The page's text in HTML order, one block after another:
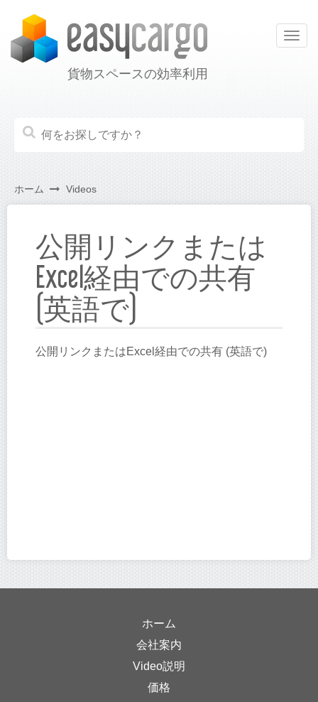
貨物スペースの効率利用
ホーム Videos
公開リンクまたは
Excel経由での共有
(英語で)
公開リンクまたはExcel経由での共有 (英語で)
ホーム
会社案内
Video説明
価格